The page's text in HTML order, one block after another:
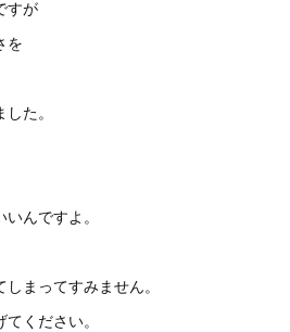
すが
を
た。
んですよ。
まってすみません。
ください。